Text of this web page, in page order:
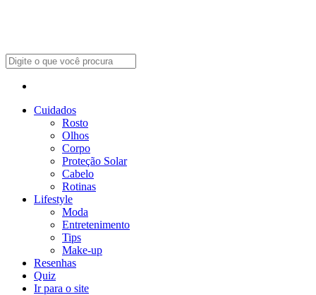
Cuidados
Rosto
Olhos
Corpo
Proteção Solar
Cabelo
Rotinas
Lifestyle
Moda
Entretenimento
Tips
Make-up
Resenhas
Quiz
Ir para o site